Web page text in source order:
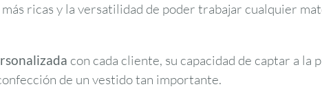
ricas y la versatilidad de poder trabajar cualquier
con cada cliente, su capacidad de captar a
de un vestido tan importante.